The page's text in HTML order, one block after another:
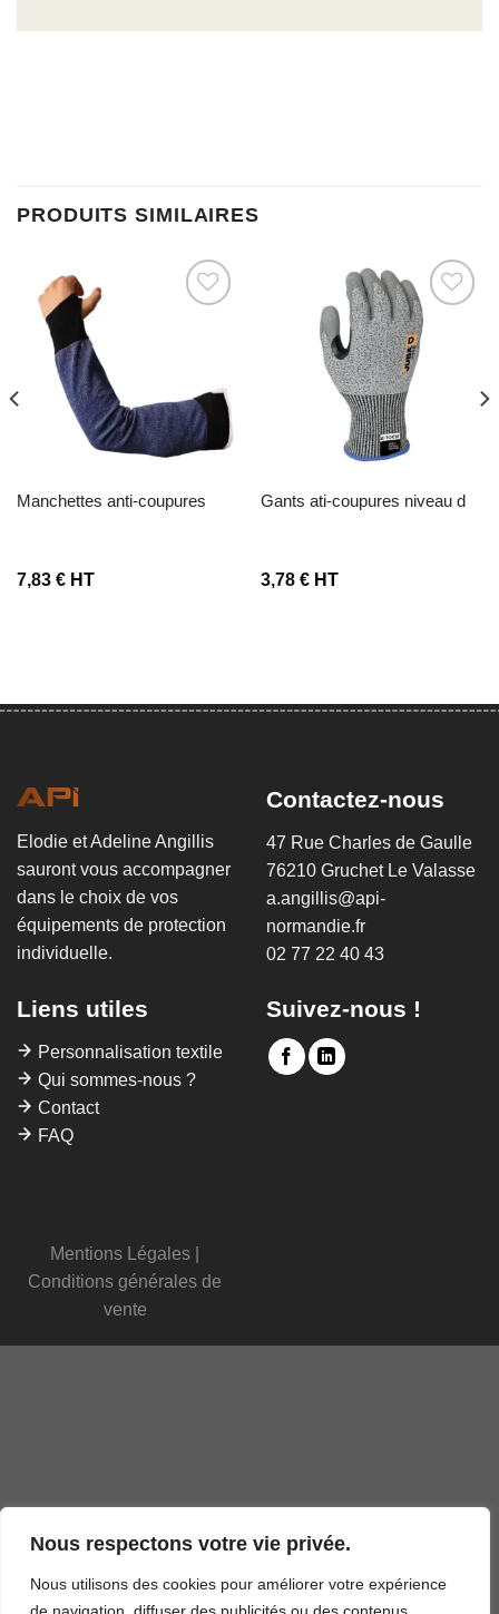
Nous respectons votre vie privée.
Nous utilisons des cookies pour améliorer votre expérience
PRODUITS SIMILAIRES
Ajouter à la liste d’envies
manchettes anti-coupures
7,83 €HT
Ajouter à la liste d’envies
gants ati-coupures niveau d
3,78 €HT
Elodie et Adeline Angillis
sauront vous accompagner
dans le choix de vos
équipements de protection
individuelle.
Contactez-nous
47 Rue Charles de Gaulle
76210 Gruchet Le Valasse
a.angillis@api-
normandie.fr
02 77 22 40 43
Liens utiles
Personnalisation textile
Qui sommes-nous ?
Contact
FAQ
Suivez-nous !
Mentions Légales
Conditions générales de
vente